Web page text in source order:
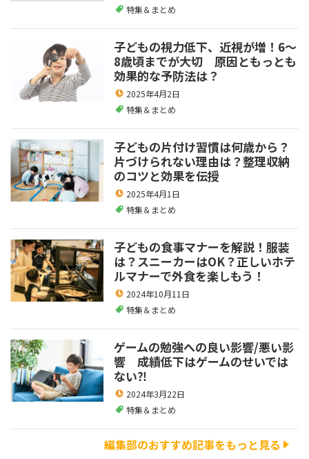
特集＆まとめ
子どもの視力低下、近視が増！6～
8歳頃までが大切 原因ともっとも
効果的な予防法は？
2025年4月2日
特集＆まとめ
子どもの片付け習慣は何歳から？
片づけられない理由は？整理収納
のコツと効果を伝授
2025年4月1日
特集＆まとめ
子どもの食事マナーを解説！服装
は？スニーカーはOK？正しいホテ
ルマナーで外食を楽しもう！
2024年10月11日
特集＆まとめ
ゲームの勉強への良い影響/悪い影
響 成績低下はゲームのせいでは
ない⁈
2024年3月22日
特集＆まとめ
編集部のおすすめ記事をもっと見る